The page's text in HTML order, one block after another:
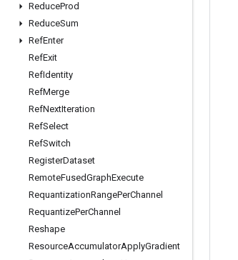
ReduceProd
ReduceSum
RefEnter
RefExit
RefIdentity
RefMerge
RefNextIteration
RefSelect
RefSwitch
RegisterDataset
RemoteFusedGraphExecute
RequantizationRangePerChannel
RequantizePerChannel
Reshape
ResourceAccumulatorApplyGradient